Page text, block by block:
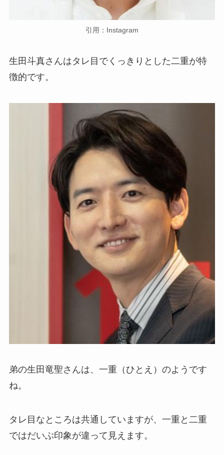
引用：Instagram
生田斗真さんはタレ目でくっきりとした二重が特
徴的です。
弟の生田竜聖さんは、一重（ひとえ）のようです
ね。
タレ目なところは共通していますが、一重と二重
ではだいぶ印象が違って見えます。